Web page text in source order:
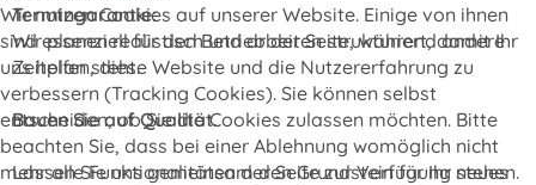
Termingarantie:
Wir planen realistisch und arbeiten strukturiert, damit Ihr
Zeitplan steht.
Bauen Sie auf Qualität.
Lassen Sie uns gemeinsam den Grundstein für Ihr neues
Wir nutzen Cookies auf unserer Website. Einige von ihnen
sind essenziell für den Betrieb der Seite, während andere
uns helfen, diese Website und die Nutzererfahrung zu
verbessern (Tracking Cookies). Sie können selbst
entscheiden, ob Sie die Cookies zulassen möchten. Bitte
beachten Sie, dass bei einer Ablehnung womöglich nicht
mehr alle Funktionalitäten der Seite zur Verfügung stehen.